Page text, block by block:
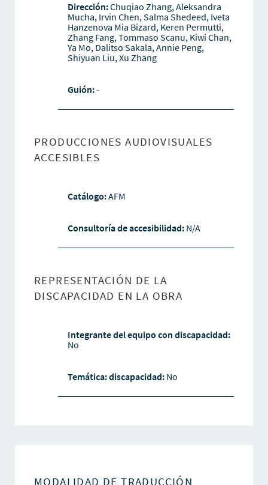
Dirección:Chuqiao Zhang, Aleksandra
Mucha, Irvin Chen, Salma Shedeed, Iveta
Hanzenova Mia Bizard, Keren Permutti,
Zhang Fang, Tommaso Scanu, Kiwi Chan,
Ya Mo, Dalitso Sakala, Annie Peng,
Shiyuan Liu, Xu Zhang
Guión:-
PRODUCCIONES AUDIOVISUALES
ACCESIBLES
Catálogo:AFM
Consultoría de accesibilidad: N/A
REPRESENTACIÓN DE LA
DISCAPACIDAD EN LA OBRA
Integrante del equipo con discapacidad:
No
Temática: discapacidad: No
MODALIDAD DE TRADUCCIÓN